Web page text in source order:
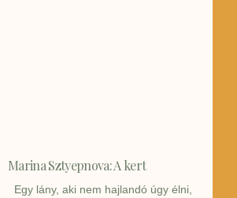
Marina Sztyepnova: A kert
Egy lány, aki nem hajlandó úgy élni,